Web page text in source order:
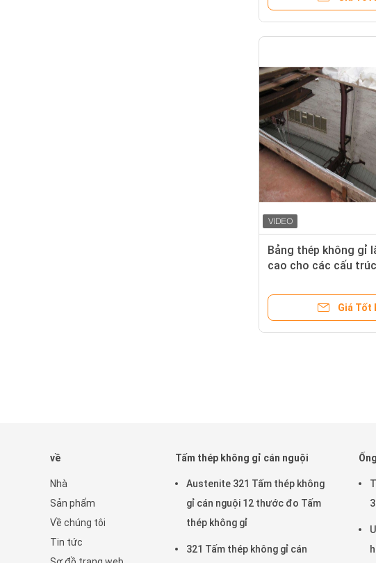
Bảng thép không gỉ
cao cho các cấu
Giá Tốt
về
Nhà
Sản phẩm
Về chúng tôi
Tin tức
Tấm thép không gỉ cán nguội
Austenite 321 Tấm thép không
gỉ cán nguội 12 thước đo Tấm
thép không gỉ
321 Tấm thép không gỉ cán